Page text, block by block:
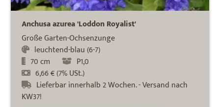
Anchusa azurea 'Loddon Royalist'
Große Garten-Ochsenzunge
leuchtend-blau (6-7)
70 cm
P1,0
6,66 € (7% USt.)
Lieferbar innerhalb 2 Wochen. - Versand nach
KW37!